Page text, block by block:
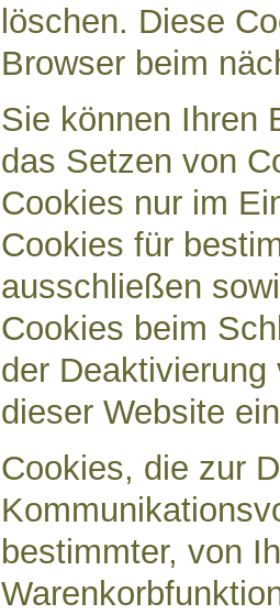
löschen. Diese
Browser beim
Sie können Ihren
das Setzen von
Cookies nur im
Cookies für
ausschließen
Cookies beim
der
dieser Website
Cookies, die zur
bestimmter, von